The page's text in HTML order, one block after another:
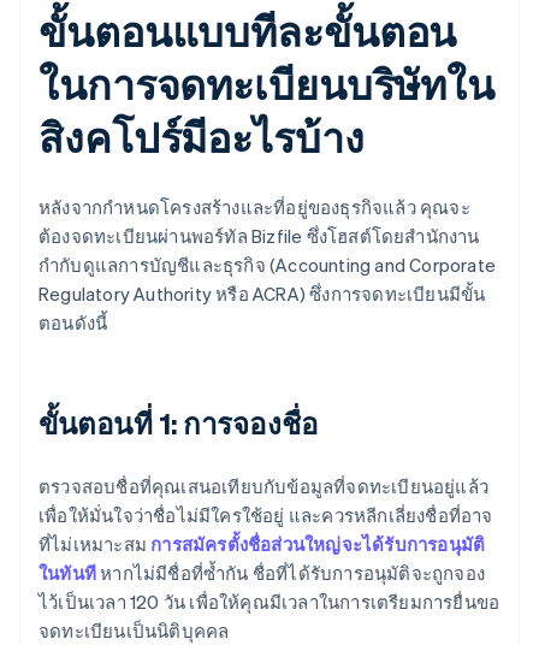
ขั้นตอนแบบทีละขั้นตอน
ในการจดทะเบียนบริษัทใน
สิงคโปร์มีอะไรบ้าง
หลังจากกำหนดโครงสร้างและที่อยู่ของธุรกิจแล้ว คุณจะ
ต้องจดทะเบียนผ่านพอร์ทัล Bizfile ซึ่งโฮสต์โดยสำนักงาน
กำกับดูแลการบัญชีและธุรกิจ (Accounting and Corporate
Regulatory Authority หรือ ACRA) ซึ่งการจดทะเบียนมีขั้น
ตอนดังนี้
ขั้นตอนที่ 1: การจองชื่อ
ตรวจสอบชื่อที่คุณเสนอเทียบกับข้อมูลที่จดทะเบียนอยู่แล้ว
เพื่อให้มั่นใจว่าชื่อไม่มีใครใช้อยู่ และควรหลีกเลี่ยงชื่อที่อาจ
ที่ไม่เหมาะสม การสมัครตั้งชื่อส่วนใหญ่จะได้รับการอนุมัติ
ในทันทีหากไม่มีชื่อที่ซ้ำกัน ชื่อที่ได้รับการอนุมัติจะถูกจอง
ไว้เป็นเวลา 120 วัน เพื่อให้คุณมีเวลาในการเตรียมการยื่นขอ
จดทะเบียนเป็นนิติบุคคล